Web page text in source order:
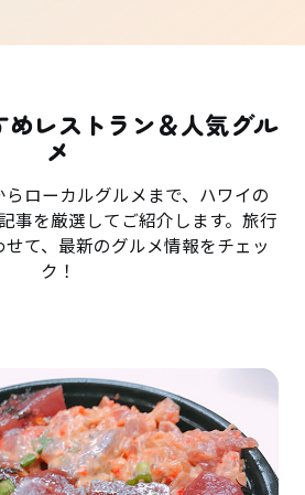
レストラン＆人気グル
メ
ローカルグルメまで、ハワイの
事を厳選してご紹介します。旅行
て、最新のグルメ情報をチェッ
ク！